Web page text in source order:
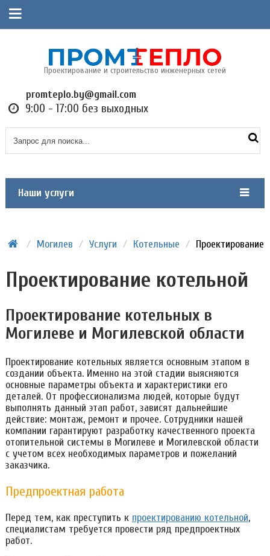
Проектирование и строительство инженерных сетей
promteplo.by@gmail.com
9:00 - 17:00 без выходных
Наши услуги
/ Могилев / Услуги / Котельные / Проектирование
Проектирование котельной
Проектирование котельных в
Могилеве и Могилевской области
Проектирование котельных является основным этапом в
создании объекта. Именно на этой стадии выясняются
основные параметры объекта и характеристики его
деталей. От профессионализма людей, которые будут
выполнять данный этап работ, зависят дальнейшие
действие: монтаж, ремонт и прочее. Сотрудники нашей
компании гарантируют разработку качественного проекта
отопительной системы в Могилеве и Могилевской области
с учетом всех необходимых параметров и пожеланий
заказчика.
Предпроектная работа
Перед тем, как преступить к проектированию котельной,
специалистам требуется провести ряд предпроектных
работ.